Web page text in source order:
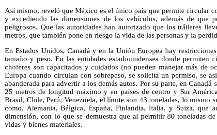
Así mismo, reveló que México es el único país que permite circular
y excediendo las dimensiones de los vehículos, además de que
peligrosos. Que las autoridades han autorizado que los tráileres
metros, que también pone en riesgo la vida de las personas y la
En Estados Unidos, Canadá y en la Unión Europea hay
tamaño y peso. En las entidades estadounidenses donde permiten
choferes son capacitados y cuidados (no pueden manejar más de
Europa cuando circulan con sobrepeso, se solicita un permiso, se
abanderada para advertir a los demás autos. Por su parte, en
25 metros de longitud máximo y en países de centro y Sur
Brasil, Chile, Perú, Venezuela, el límite son 43 toneladas, lo mismo
como, Alemania, Bélgica, España, Finlandia, Italia, y Suiza, que
dimensión, con lo que se demuestra que al permitir 80 toneladas
vidas y bienes materiales.